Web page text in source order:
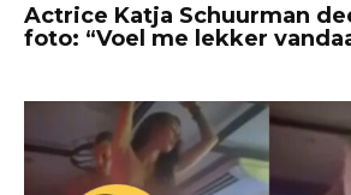
Actrice Katja Schuurman
foto: “Voel me lekker